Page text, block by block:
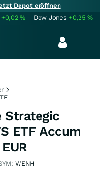
Depot eröffnen
+0,02% Dow Jones +0,25%
Strategic
ETF Accum
WENH